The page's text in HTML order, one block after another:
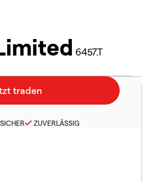
6457.T
SICHER ZUVERLÄSSIG